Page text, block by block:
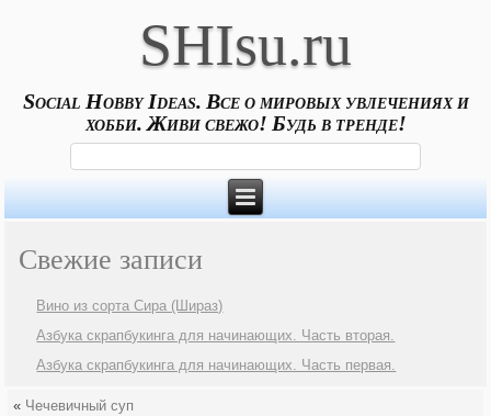
SHIsu.ru
Social Hobby Ideas. Все о мировых увлечениях и
хобби. Живи свежо! Будь в тренде!
Свежие записи
Вино из сорта Сира (Шираз)
Азбука скрапбукинга для начинающих. Часть вторая.
Азбука скрапбукинга для начинающих. Часть первая.
« Чечевичный суп